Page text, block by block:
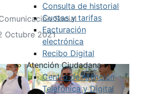
Consulta de historial
Cuotas y tarifas
Facturación
electrónica
Recibo Digital
Atención Ciudadana
Centro de Atención
Telefónica y Digital
Social
Octubre 2021